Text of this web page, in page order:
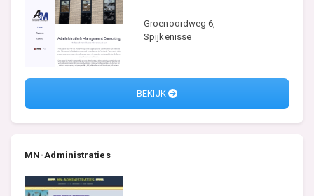
Groenoordweg 6,
Spijkenisse
BEKIJK
MN-Administraties